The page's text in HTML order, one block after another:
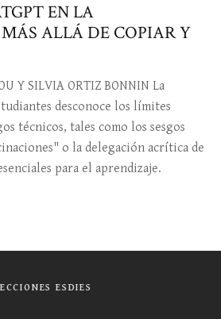
EN LA
ALLÁ DE COPIAR Y
Y SILVIA ORTIZ BONNIN La
desconoce los límites
técnicos, tales como los sesgos
o la delegación acrítica de
para el aprendizaje.
ESDIES